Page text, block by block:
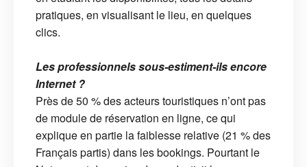
pratiques, en visualisant le lieu, en quelques
clics.
Les professionnels sous-estiment-ils encore
Internet ?
Près de 50 % des acteurs touristiques n’ont pas
de module de réservation en ligne, ce qui
explique en partie la faiblesse relative (21 % des
Français partis) dans les bookings. Pourtant le